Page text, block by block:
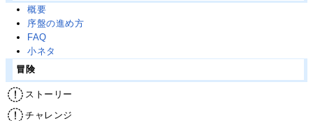
概要
序盤の進め方
FAQ
小ネタ
冒険
ストーリー
チャレンジ